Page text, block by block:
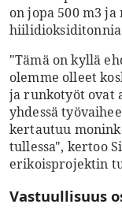
on jopa 500 m3
hiilidioksiditonnia
"Tämä on kyllä
olemme olleet
ja runkotyöt ovat
yhdessä
kertautuu
tullessa", kertoo
erikoisprojektin
Vastuullisuus